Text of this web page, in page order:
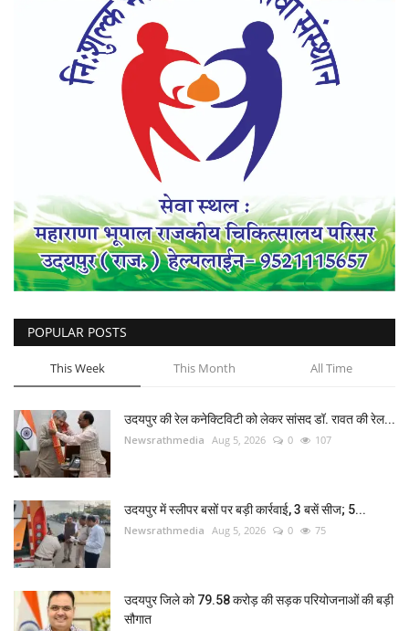
POPULAR POSTS
This Week This Month All Time
उदयपुर की रेल कनेक्टिविटी को लेकर सांसद डॉ. रावत की रेल...
Newsrathmedia Aug 5, 2026 0 107
उदयपुर में स्लीपर बसों पर बड़ी कार्रवाई, 3 बसें सीज; 5...
Newsrathmedia Aug 5, 2026 0 75
उदयपुर जिले को 79.58 करोड़ की सड़क परियोजनाओं की बड़ी
सौगात